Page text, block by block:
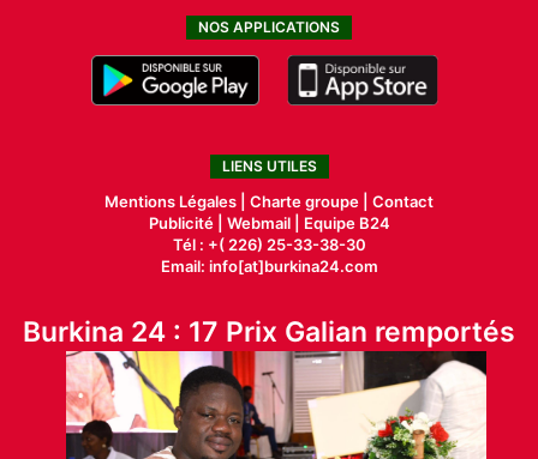
NOS APPLICATIONS
LIENS UTILES
Mentions Légales | Charte groupe | Contact
Publicité| Webmail |
Equipe B24
Tél : +( 226) 25-33-38-30
Email: info[at]burkina24.com
Burkina 24 : 17 Prix Galian remportés